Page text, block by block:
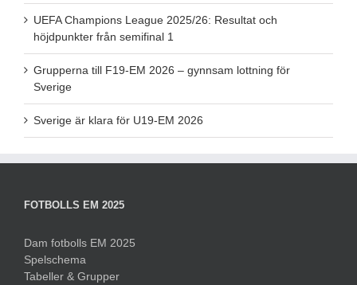
UEFA Champions League 2025/26: Resultat och
höjdpunkter från semifinal 1
Grupperna till F19-EM 2026 – gynnsam lottning för
Sverige
Sverige är klara för U19-EM 2026
FOTBOLLS EM 2025
Dam fotbolls EM 2025
Spelschema
Tabeller & Grupper